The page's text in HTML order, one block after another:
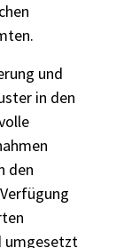
und
in den
den
umgesetzt